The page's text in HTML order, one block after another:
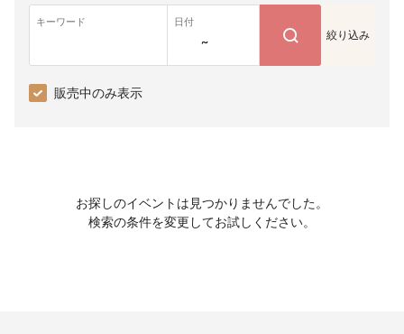
キーワード 日付
~ 絞り込み
販売中のみ表示
お探しのイベントは見つかりませんでした。
検索の条件を変更してお試しください。